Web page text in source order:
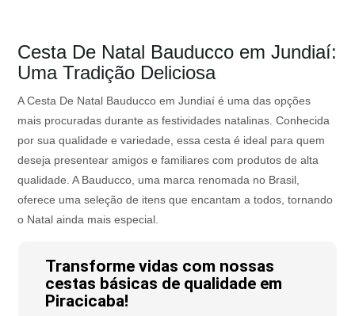
Cesta De Natal Bauducco em Jundiaí:
Uma Tradição Deliciosa
A Cesta De Natal Bauducco em Jundiaí é uma das opções
mais procuradas durante as festividades natalinas. Conhecida
por sua qualidade e variedade, essa cesta é ideal para quem
deseja presentear amigos e familiares com produtos de alta
qualidade. A Bauducco, uma marca renomada no Brasil,
oferece uma seleção de itens que encantam a todos, tornando
o Natal ainda mais especial.
Transforme vidas com nossas
cestas básicas de qualidade em
Piracicaba!